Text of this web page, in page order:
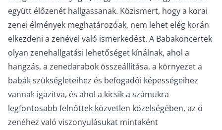
együtt élőzenét hallgassanak. Közismert, hogy a korai
zenei élmények meghatározóak, nem lehet elég korán
elkezdeni a zenével való ismerkedést. A Babakoncertek
olyan zenehallgatási lehetőséget kínálnak, ahol a
hangzás, a zenedarabok összeállítása, a környezet a
babák szükségleteihez és befogadói képességeihez
vannak igazítva, és ahol a kicsik a számukra
legfontosabb felnőttek közvetlen közelségében, az ő
zenéhez való viszonyulásukat mintaként